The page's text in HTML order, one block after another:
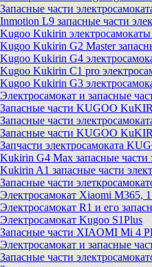
Запасные части
Inmotion L9 запасные части
Kugoo Kukirin
Kugoo Kukirin G2 Master
Kugoo Kukirin G4
Kugoo Kukirin C1 pro
Kugoo Kukirin G3
Электросамокат и запасные
Запасные части KUGOO
Запасные части
Запасные части KUGOO
Запчасти электросамоката
Kukirin G4 Max запасные части
Kukirin A1 запасные части
Запасные части
Электросамокат Xiaomi M365,
Электросамокат R1 и его
Электросамокат Kugoo S1Plus
Запасные части XIAOMI Mi 4
Электросамокат и запасные
Запасные части